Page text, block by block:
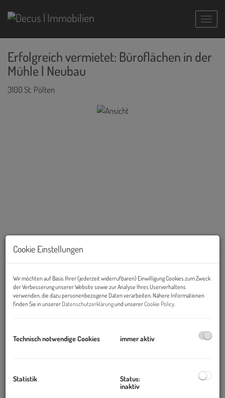
Erfolgreich vermietet: Büroflächen in der
Mühle | Neubau
3100 St. Pölten
Objekt und Lage:
Cookie Einstellungen
Wir möchten auf Basis Ihrer (jederzeit widerrufbaren) Einwilligung Cookies zum Zweck
der Verbesserung unserer Website sowie zur Analyse Ihres Userverhaltens
verwenden, die dazu personenbezogene Daten verarbeiten. Nähere Informationen
finden Sie in unserer Datenschutzerklärungund unsererCookie Policy
Technisch notwendige Cookies immer aktiv
Statistik
Status:
inaktiv